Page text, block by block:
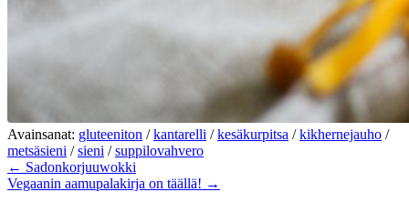
Avainsanat: gluteeniton /kantarelli /kesäkurpitsa /kikhernejauho /
metsäsieni /sieni /suppilovahvero
← Sadonkorjuuwokki
Vegaanin aamupalakirja on täällä! →